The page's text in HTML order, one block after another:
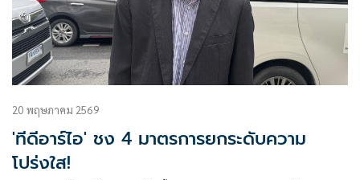
20 พฤษภาคม 2569
'ทีดีอาร์ไอ' ชง 4 มาตรการยกระดับความ
โปร่งใส!